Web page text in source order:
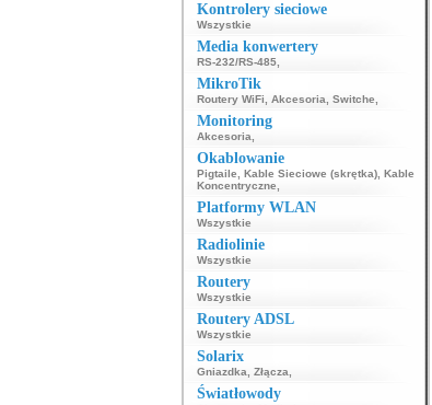
Kontrolery sieciowe
Wszystkie
Media konwertery
RS-232/RS-485,
MikroTik
Routery WiFi Akcesoria Switche
Monitoring
Akcesoria
Okablowanie
Pigtaile Kable Sieciowe (skrętka), Kable
Koncentryczne
Platformy WLAN
Wszystkie
Radiolinie
Wszystkie
Routery
Wszystkie
Routery ADSL
Wszystkie
Solarix
Gniazdka Złącza
Światłowody